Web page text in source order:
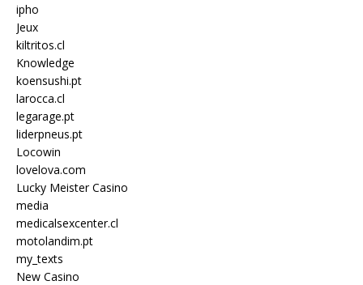
ipho
Jeux
kiltritos.cl
Knowledge
koensushi.pt
larocca.cl
legarage.pt
liderpneus.pt
Locowin
lovelova.com
Lucky Meister Casino
media
medicalsexcenter.cl
motolandim.pt
my_texts
New Casino